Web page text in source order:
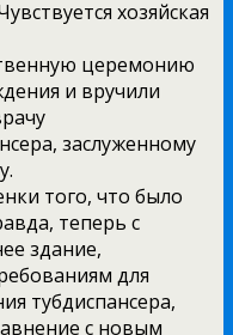
хозяйская
церемонию
и вручили
заслуженному
того, что было
теперь с
здание,
для
тубдиспансера,
с новым